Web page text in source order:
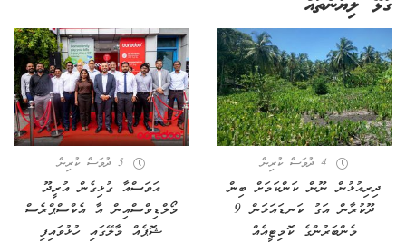
4 ދުވަސް ކުރިން
ދިރިއުޅުން ނޫން ކަންކަމަށް ބިން
ދޫކުރާން އަގު ކަނޑައަޅަން 9
މެންބަރުންގެ ކޮމިޓީއެއް
5 ދުވަސް ކުރިން
އަވަސްއާ ގުޅިގެން އުރީދޫ
މޯލްޑިވްސްއިން އާ އެކްސްޕްރެސް
ޝޮޕެއް މާލޭގައި ހުޅުވައިފި